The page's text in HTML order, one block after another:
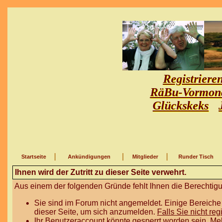
RäBu-
Glückskeks
Startseite Ankündigungen Mitglieder Runder Tisch
Ihnen wird der Zutritt zu dieser Seite verwehrt.
Aus einem der folgenden Gründe fehlt Ihnen die
Sie sind im Forum nicht angemeldet. Einige
dieser Seite, um sich anzumelden. Falls Sie nicht